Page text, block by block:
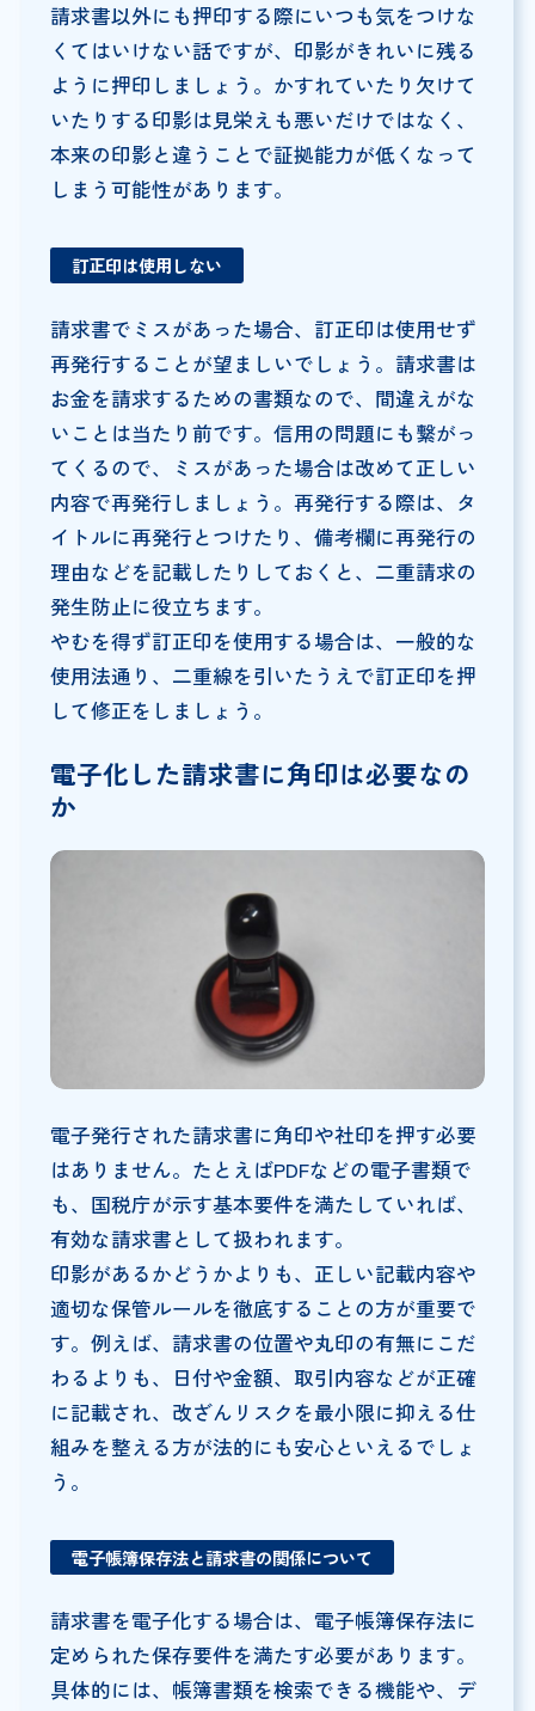
請求書以外にも押印する際にいつも気をつけな
くてはいけない話ですが、印影がきれいに残る
ように押印しましょう。かすれていたり欠けて
いたりする印影は見栄えも悪いだけではなく、
本来の印影と違うことで証拠能力が低くなって
しまう可能性があります。
訂正印は使用しない
請求書でミスがあった場合、訂正印は使用せず
再発行することが望ましいでしょう。請求書は
お金を請求するための書類なので、間違えがな
いことは当たり前です。信用の問題にも繋がっ
てくるので、ミスがあった場合は改めて正しい
内容で再発行しましょう。再発行する際は、タ
イトルに再発行とつけたり、備考欄に再発行の
理由などを記載したりしておくと、二重請求の
発生防止に役立ちます。
やむを得ず訂正印を使用する場合は、一般的な
使用法通り、二重線を引いたうえで訂正印を押
して修正をしましょう。
電子化した請求書に角印は必要なの
か
電子発行された請求書に角印や社印を押す必要
はありません。たとえばPDFなどの電子書類で
も、国税庁が示す基本要件を満たしていれば、
有効な請求書として扱われます。
印影があるかどうかよりも、正しい記載内容や
適切な保管ルールを徹底することの方が重要で
す。例えば、請求書の位置や丸印の有無にこだ
わるよりも、日付や金額、取引内容などが正確
に記載され、改ざんリスクを最小限に抑える仕
組みを整える方が法的にも安心といえるでしょ
う。
電子帳簿保存法と請求書の関係について
請求書を電子化する場合は、電子帳簿保存法に
定められた保存要件を満たす必要があります。
具体的には、帳簿書類を検索できる機能や、デ